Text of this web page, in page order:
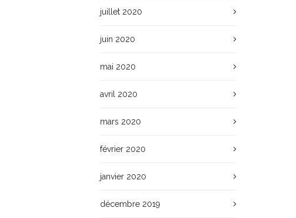
juillet 2020
juin 2020
mai 2020
avril 2020
mars 2020
février 2020
janvier 2020
décembre 2019